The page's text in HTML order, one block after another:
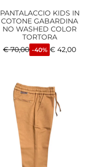
PANTALACCIO KIDS IN
COTONE GABARDINA
NO WASHED COLOR
TORTORA
€70,00 -40% € 42,00